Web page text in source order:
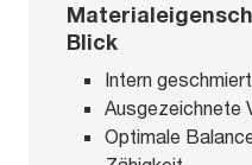
Blick
Intern
Ausgezeichnete
Optimale